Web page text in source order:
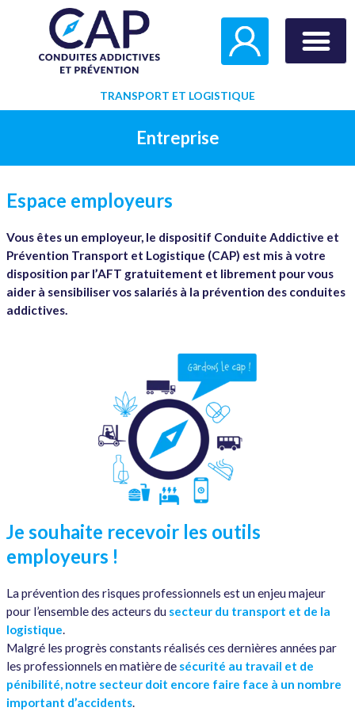
TRANSPORT ET LOGISTIQUE
Entreprise
Espace employeurs
Vous êtes un employeur, le dispositif Conduite Addictive et
Prévention Transport et Logistique (CAP) est mis à votre
disposition par l’AFT gratuitement et librement pour vous
aider à sensibiliser vos salariés à la prévention des conduites
addictives.
Je souhaite recevoir les outils
employeurs !
La prévention des risques professionnels est un enjeu majeur
pour l’ensemble des acteurs du secteur du transport et de la
logistique.
Malgré les progrès constants réalisés ces dernières années par
les professionnels en matière de sécurité au travail et de
pénibilité, notre secteur doit encore faire face à un nombre
important d’accidents.